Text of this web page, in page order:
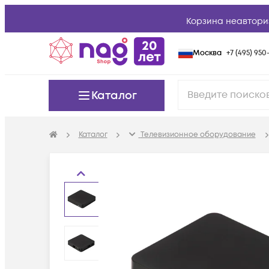
Корзина
Москва +7 (495) 950-
Каталог
Каталог Телевизионное оборудование